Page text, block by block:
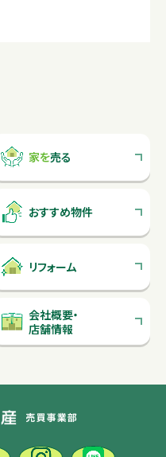
家を売る
おすすめ物件
リフォーム
会社概要・
店舗情報